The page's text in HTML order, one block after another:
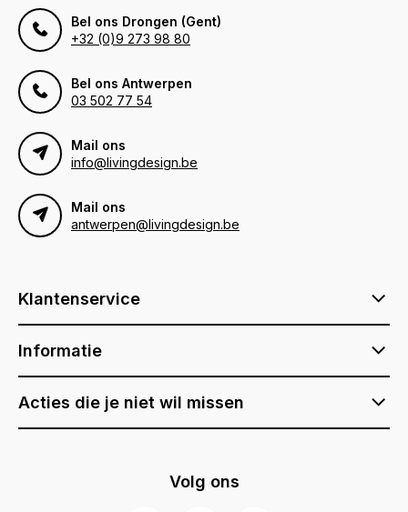
Bel ons Drongen (Gent)
+32 (0)9 273 98 80
Bel ons Antwerpen
03 502 77 54
Mail ons
info@livingdesign.be
Mail ons
antwerpen@livingdesign.be
Klantenservice
Informatie
Acties die je niet wil missen
Volg ons